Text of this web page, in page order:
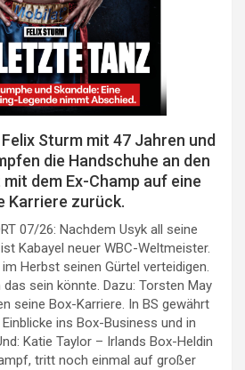
Sturm mit 47 Jahren und
die Handschuhe an den
mit dem Ex-Champ auf eine
Karriere zurück.
07/26: Nachdem Usyk all seine
Kabayel neuer WBC-Weltmeister.
Herbst seinen Gürtel verteidigen.
sein könnte. Dazu: Torsten May
seine Box-Karriere. In BS gewährt
ins Box-Business und in
Katie Taylor – Irlands Box-Heldin
tritt noch einmal auf großer